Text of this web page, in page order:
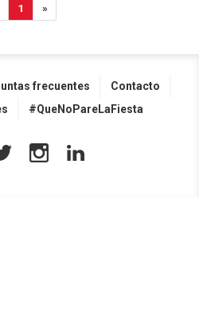
1 »
frecuentes
Contacto
#QueNoPareLaFiesta